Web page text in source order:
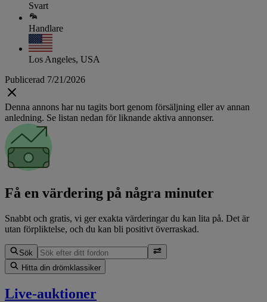
Svart
Handlare
Los Angeles, USA
Publicerad 7/21/2026
Denna annons har nu tagits bort genom försäljning eller av annan
anledning. Se listan nedan för liknande aktiva annonser.
Få en värdering på några minuter
Snabbt och gratis, vi ger exakta värderingar du kan lita på. Det är
utan förpliktelse, och du kan bli positivt överraskad.
Sök
Hitta din drömklassiker
Live-auktioner